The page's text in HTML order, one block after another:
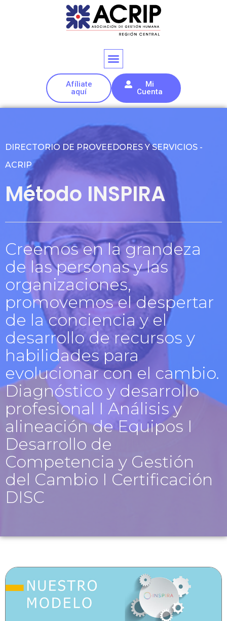
Afíliate
aquí
Mi
Cuenta
DIRECTORIO DE PROVEEDORES Y SERVICIOS -
ACRIP
Método INSPIRA
Creemos en la grandeza
de las personas y las
organizaciones,
promovemos el despertar
de la conciencia y el
desarrollo de recursos y
habilidades para
evolucionar con el cambio.
Diagnóstico y desarrollo
profesional I Análisis y
alineación de Equipos I
Desarrollo de
Competencia y Gestión
del Cambio I Certificación
DISC